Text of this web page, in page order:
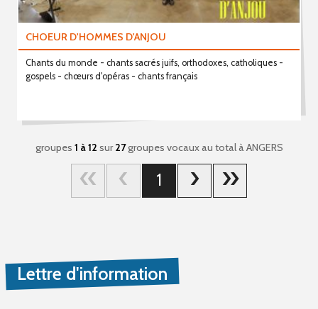
CHOEUR D'HOMMES D'ANJOU
Chants du monde - chants sacrés juifs, orthodoxes, catholiques -
gospels - chœurs d'opéras - chants français
groupes 1 à 12 sur27groupes vocaux au totalà ANGERS
1
Lettre d'information